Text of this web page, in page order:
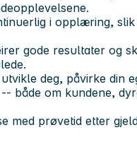
i opplæring,
gode resultater og
deg, påvirke din
både om kundene,
med prøvetid etter